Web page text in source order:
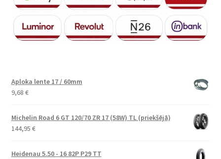
Aploka lente 17 / 60mm
9,68 €
Michelin Road 6 GT 120/70 ZR 17 (58W) TL (priekšējā)
144,95 €
Heidenau 5.50 - 16 82P P29 TT